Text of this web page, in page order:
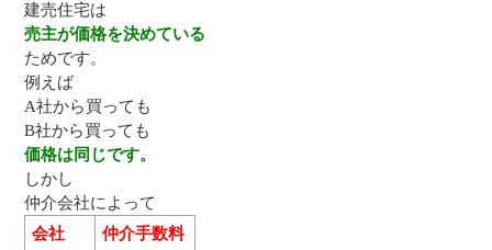
建売住宅は
売主が価格を決めている
ためです。
例えば
A社から買っても
B社から買っても
価格は同じです。
しかし
仲介会社によって
会社
仲介手数料